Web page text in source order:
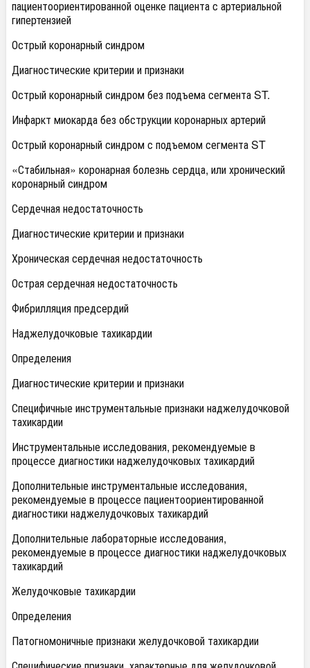
пациентоориентированной оценке пациента с артериальной
гипертензией
Острый коронарный синдром
Диагностические критерии и признаки
Острый коронарный синдром без подъема сегмента ST.
Инфаркт миокарда без обструкции коронарных артерий
Острый коронарный синдром с подъемом сегмента ST
«Стабильная» коронарная болезнь сердца, или хронический
коронарный синдром
Сердечная недостаточность
Диагностические критерии и признаки
Хроническая сердечная недостаточность
Острая сердечная недостаточность
Фибрилляция предсердий
Наджелудочковые тахикардии
Определения
Диагностические критерии и признаки
Специфичные инструментальные признаки наджелудочковой
тахикардии
Инструментальные исследования, рекомендуемые в
процессе диагностики наджелудочковых тахикардий
Дополнительные инструментальные исследования,
рекомендуемые в процессе пациентоориентированной
диагностики наджелудочковых тахикардий
Дополнительные лабораторные исследования,
рекомендуемые в процессе диагностики наджелудочковых
тахикардий
Желудочковые тахикардии
Определения
Патогномоничные признаки желудочковой тахикардии